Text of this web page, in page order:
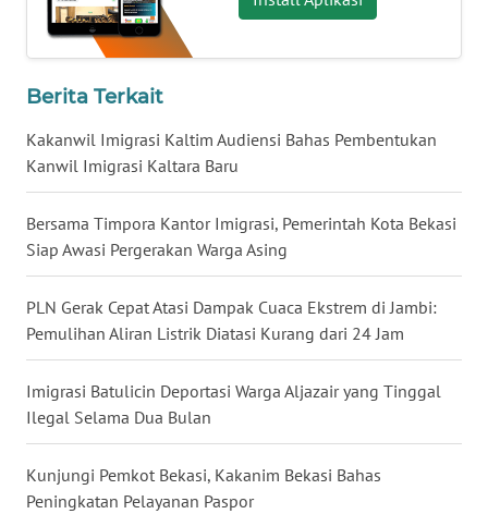
Berita Terkait
Kakanwil Imigrasi Kaltim Audiensi Bahas Pembentukan
Kanwil Imigrasi Kaltara Baru
Bersama Timpora Kantor Imigrasi, Pemerintah Kota Bekasi
Siap Awasi Pergerakan Warga Asing
PLN Gerak Cepat Atasi Dampak Cuaca Ekstrem di Jambi:
Pemulihan Aliran Listrik Diatasi Kurang dari 24 Jam
Imigrasi Batulicin Deportasi Warga Aljazair yang Tinggal
Ilegal Selama Dua Bulan
Kunjungi Pemkot Bekasi, Kakanim Bekasi Bahas
Peningkatan Pelayanan Paspor
WN
WN
JOGJA
WN
JATIM
WN
BALI
KALBAR
KALTENG